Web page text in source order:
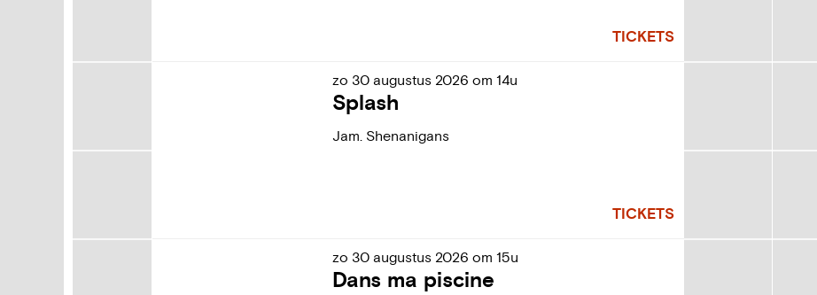
TICKETS
zo 30 augustus 2026 om14u
Splash
Jam. Shenanigans
TICKETS
zo 30 augustus 2026 om15u
Dans ma piscine